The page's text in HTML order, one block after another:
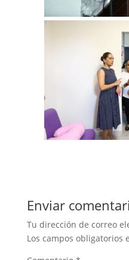
Enviar
Tu dirección de correo
Los campos obligatorios